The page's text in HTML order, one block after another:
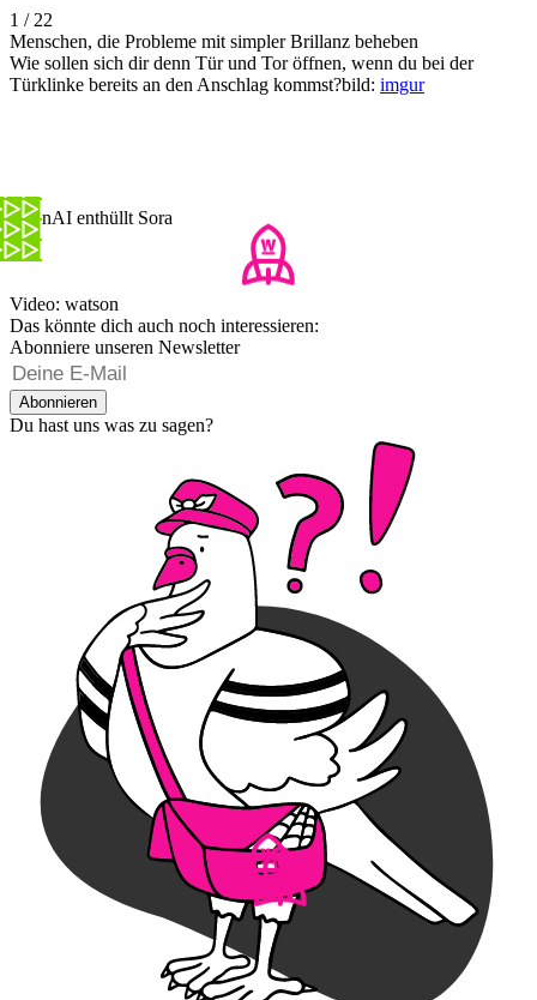
1 / 22
Menschen, die Probleme mit simpler Brillanz beheben
Wie sollen sich dir denn Tür und Tor öffnen, wenn du bei der
Türklinke bereits an den Anschlag kommst?bild: imgur
OpenAI enthüllt Sora
Video: watson
Das könnte dich auch noch interessieren:
Abonniere unseren Newsletter
Abonnieren
Du hast uns was zu sagen?